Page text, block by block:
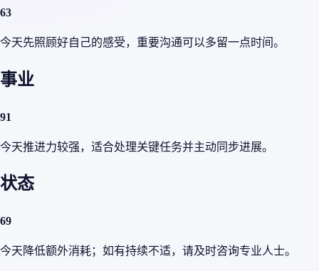
63
今天先照顾好自己的感受，重要沟通可以多留一点时间。
事业
91
今天推进力较强，适合处理关键任务并主动同步进展。
状态
69
今天降低额外消耗；如有持续不适，请及时咨询专业人士。